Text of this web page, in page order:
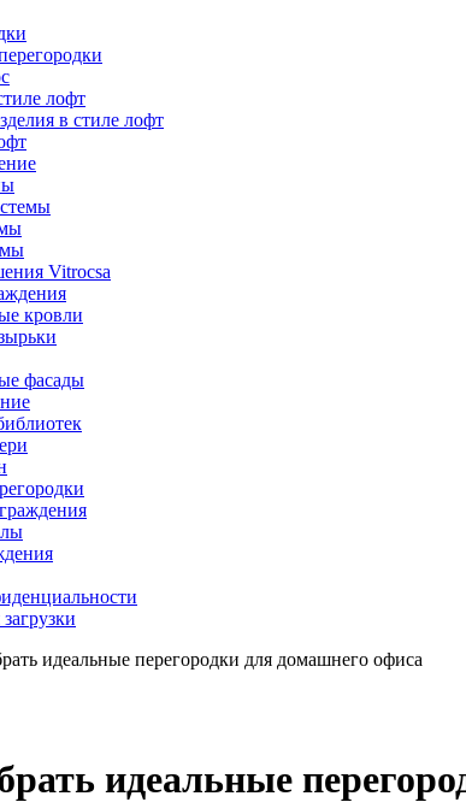
лофт
в стиле лофт
Vitrocsa
кровли
фасады
идеальные перегородки для домашнего офиса
идеальные